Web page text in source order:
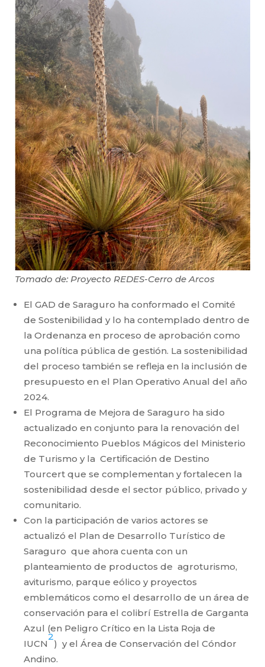
Tomado de: Proyecto REDES-Cerro de Arcos
El GAD de Saraguro ha conformado el Comité
de Sostenibilidad y lo ha contemplado dentro de
la Ordenanza en proceso de aprobación como
una política pública de gestión. La sostenibilidad
del proceso también se refleja en la inclusión de
presupuesto en el Plan Operativo Anual del año
2024.
El Programa de Mejora de Saraguro ha sido
actualizado en conjunto para la renovación del
Reconocimiento Pueblos Mágicos del Ministerio
de Turismo y la Certificación de Destino
Tourcert que se complementan y fortalecen la
sostenibilidad desde el sector público, privado y
comunitario.
Con la participación de varios actores se
actualizó el Plan de Desarrollo Turístico de
Saraguro que ahora cuenta con un
planteamiento de productos de agroturismo,
aviturismo, parque eólico y proyectos
emblemáticos como el desarrollo de un área de
conservación para el colibrí Estrella de Garganta
Azul (en Peligro Crítico en la Lista Roja de
IUCN
2
) y el Área de Conservación del Cóndor
Andino.